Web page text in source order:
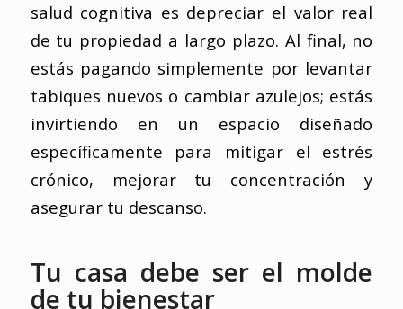
salud cognitiva es depreciar el valor real
de tu propiedad a largo plazo. Al final, no
estás pagando simplemente por levantar
tabiques nuevos o cambiar azulejos; estás
invirtiendo en un espacio diseñado
específicamente para mitigar el estrés
crónico, mejorar tu concentración y
asegurar tu descanso.
Tu casa debe ser el molde
de tu bienestar